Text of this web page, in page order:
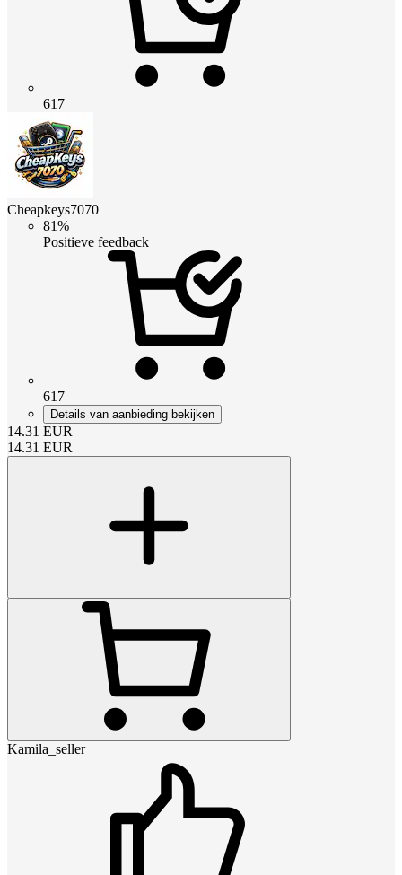
617
Cheapkeys7070
81%
Positieve feedback
617
Details van aanbieding bekijken
14.31 EUR
14.31 EUR
Kamila_seller